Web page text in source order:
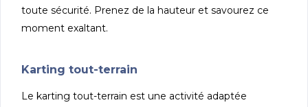
toute sécurité. Prenez de la hauteur et savourez ce
moment exaltant.
Karting tout-terrain
Le karting tout-terrain est une activité adaptée